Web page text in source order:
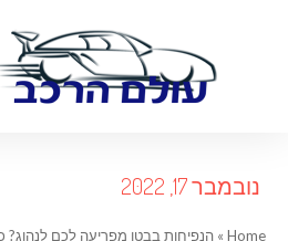
17, 2022
»הנפיחות בבטן מפריעה לכם לנהוג? כך